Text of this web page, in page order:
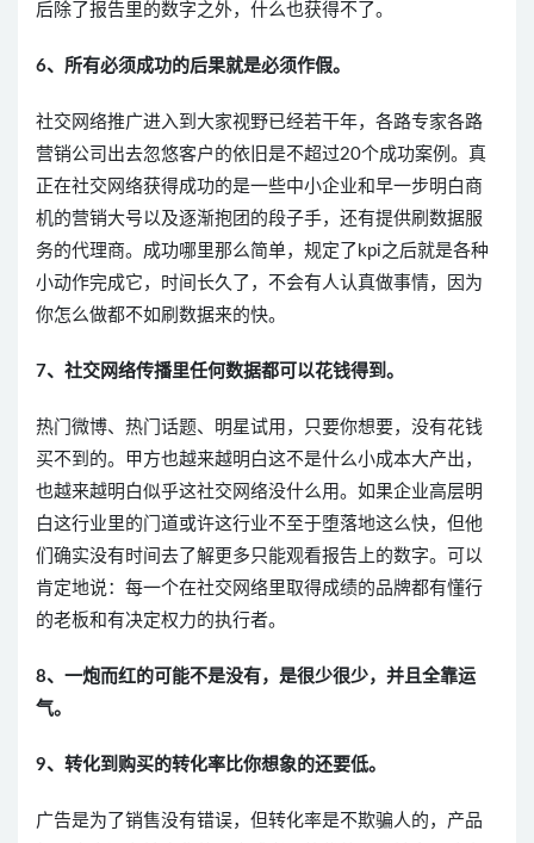
后除了报告里的数字之外，什么也获得不了。
6、所有必须成功的后果就是必须作假。
社交网络推广进入到大家视野已经若干年，各路专家各路
营销公司出去忽悠客户的依旧是不超过20个成功案例。真
正在社交网络获得成功的是一些中小企业和早一步明白商
机的营销大号以及逐渐抱团的段子手，还有提供刷数据服
务的代理商。成功哪里那么简单，规定了kpi之后就是各种
小动作完成它，时间长久了，不会有人认真做事情，因为
你怎么做都不如刷数据来的快。
7、社交网络传播里任何数据都可以花钱得到。
热门微博、热门话题、明星试用，只要你想要，没有花钱
买不到的。甲方也越来越明白这不是什么小成本大产出，
也越来越明白似乎这社交网络没什么用。如果企业高层明
白这行业里的门道或许这行业不至于堕落地这么快，但他
们确实没有时间去了解更多只能观看报告上的数字。可以
肯定地说：每一个在社交网络里取得成绩的品牌都有懂行
的老板和有决定权力的执行者。
8、一炮而红的可能不是没有，是很少很少，并且全靠运
气。
9、转化到购买的转化率比你想象的还要低。
广告是为了销售没有错误，但转化率是不欺骗人的，产品